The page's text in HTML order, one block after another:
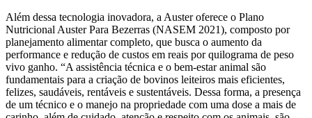
Além dessa tecnologia inovadora, a Auster oferece o Plano
Nutricional Auster Para Bezerras (NASEM 2021), composto por
planejamento alimentar completo, que busca o aumento da
performance e redução de custos em reais por quilograma de peso
vivo ganho. “A assistência técnica e o bem-estar animal são
fundamentais para a criação de bovinos leiteiros mais eficientes,
felizes, saudáveis, rentáveis e sustentáveis. Dessa forma, a presença
de um técnico e o manejo na propriedade com uma dose a mais de